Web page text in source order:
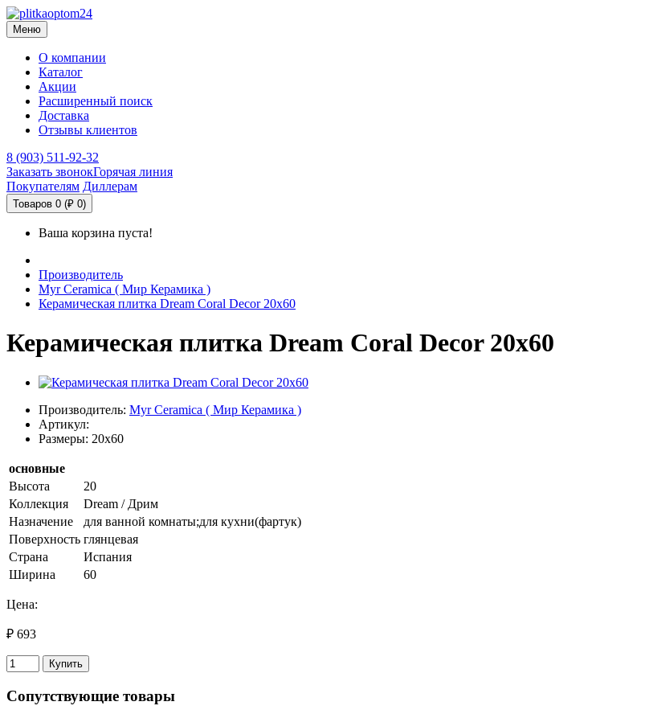
Меню
О компании
Каталог
Акции
Расширенный поиск
Доставка
Отзывы клиентов
8 (903) 511-92-32
Заказать звонокГорячая линия
Покупателям Диллерам
Товаров 0 (₽ 0)
Ваша корзина пуста!
Производитель
Myr Ceramica ( Мир Керамика )
Керамическая плитка Dream Coral Decor 20х60
Керамическая плитка Dream Coral Decor 20х60
Производитель: Myr Ceramica ( Мир Керамика )
Артикул:
Размеры: 20x60
основные
Высота
20
Коллекция
Dream / Дрим
Назначение
для ванной комнаты;для кухни(фартук)
Поверхность глянцевая
Страна
Испания
Ширина
60
Цена:
₽ 693
Купить
Сопутствующие товары